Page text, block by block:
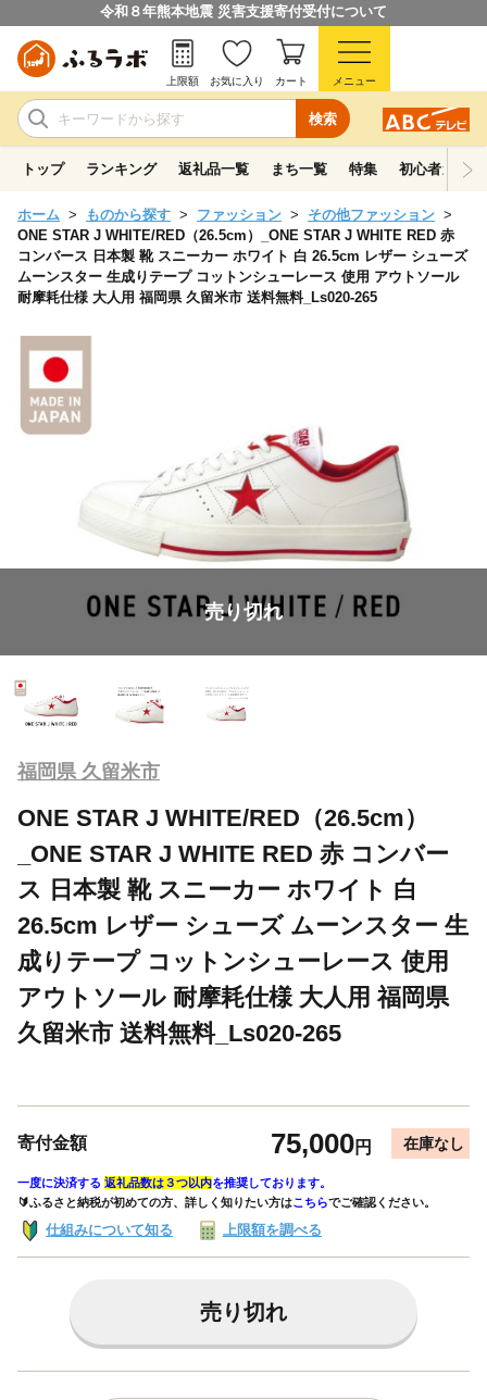
令和８年熊本地震 災害支援寄付受付について
検索
上限額 お気に入り カート メニュー
トップ ランキング 返礼品一覧 まち一覧 特集 初心者ガイド
ホーム ものから探す ファッション
その他ファッション
ONE STAR J WHITE/RED（26.5cm）_ONE STAR J WHITE RED 赤
コンバース 日本製 靴 スニーカー ホワイト 白 26.5cm レザー シューズ
ムーンスター 生成りテープ コットンシューレース 使用 アウトソール
耐摩耗仕様 大人用 福岡県 久留米市 送料無料_Ls020-265
売り切れ
福岡県 久留米市
ONE STAR J WHITE/RED（26.5cm）
_ONE STAR J WHITE RED 赤 コンバー
ス 日本製 靴 スニーカー ホワイト 白
26.5cm レザー シューズ ムーンスター 生
成りテープ コットンシューレース 使用
アウトソール 耐摩耗仕様 大人用 福岡県
久留米市 送料無料_Ls020-265
寄付金額 75,000円 在庫なし
一度に決済する 返礼品数は３つ以内を推奨しております。
🔰ふるさと納税が初めての方、詳しく知りたい方はこちらでご確認ください。
仕組みについて知る 上限額を調べる
売り切れ